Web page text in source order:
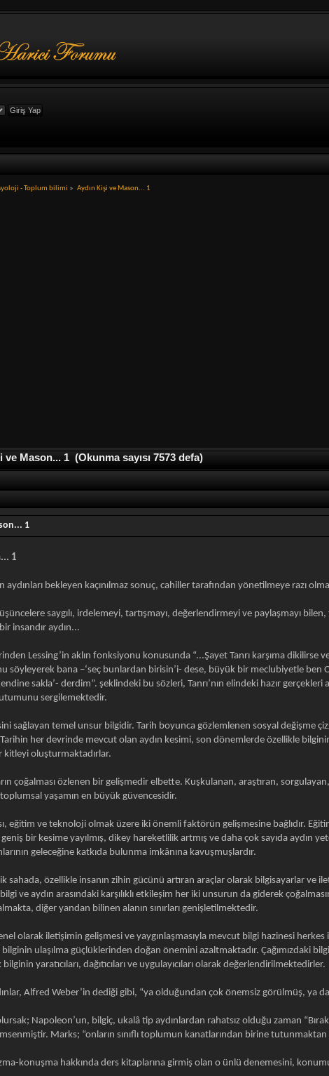
- Toplum bilimi » Aydın Kişi ve Mason... 1
ve Mason... 1 (Okunma sayısı 7573 defa)
1
1
aydınları bekleyen kaçınılmaz sonuç, cahiller tarafından yönetilmeye razı
saygılı, irdelemeyi, tartışmayı, değerlendirmeyi ve paylaşmayı
insandır aydın...
Lessing’in aklın fonksiyonu konusunda “...Şayet Tanrı karşıma
söyleyerek bana –‘seç bunlardan birisin’i- dese, büyük bir meclubiyetle ben
sakla’- derdim”. şeklindeki bu sözleri, Tanrı’nın elindeki hazır
tutumunu sergilemektedir.
sağlayan temel unsur bilgidir. Tarih boyunca gözlemlenen sosyal değişme
her devrinde mevcut olan aydın kesimi, son dönemlerde özellikle
kitleyi oluşturmaktadırlar.
çoğalması özlenen bir gelişmedir elbette. Kuşkulanan, araştıran,
toplumsal yaşamın en büyük güvencesidir.
eğitim ve teknoloji olmak üzere iki önemli faktörün gelişmesine bağlıdır.
bir kesime yayılmış, dikey hareketlilik artmış ve daha çok sayıda aydın
geleceğine katkıda bulunma imkânına kavuşmuşlardır.
sahada, özellikle insanın zihin gücünü artıran araçlar olarak bilgisayarlar ve
ve aydın arasındaki karşılıklı etkileşim her iki unsurun da giderek
diğer yandan bilinen alanın sınırları genişletilmektedir.
olarak iletişimin gelişmesi ve yaygınlaşmasıyla mevcut bilgi hazinesi
ulaşılma güçlüklerinden doğan önemini azaltmaktadır. Çağımızdaki
yaratıcıları, dağıtıcıları ve uygulayıcıları olarak değerlendirilmektedirler.
Alfred Weber’in dediği gibi, “ya olduğundan çok önemsiz görülmüş, ya
Napoleon’un, bilgiç, ukalâ tip aydınlardan rahatsız olduğu zaman
Marks; “onların sınıflı toplumun kanatlarından birine tutunmaktan
konuşma hakkında ders kitaplarına girmiş olan o ünlü denemesini,